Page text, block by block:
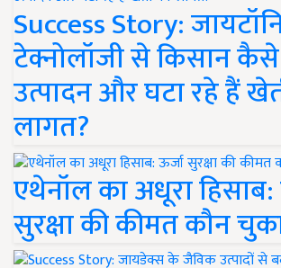
Success Story:
टेक्नोलॉजी से किसान
उत्पादन और घटा रहे हैं
लागत?
एथेनॉल का अधूरा हिसाब:
सुरक्षा की कीमत कौन